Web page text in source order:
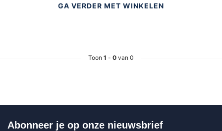
GA VERDER MET WINKELEN
Toon 1 - 0 van 0
Abonneer je op onze nieuwsbrief